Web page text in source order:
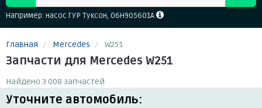
Например: насос ГУР Туксон, 06H905601A
Главная Mercedes W251
Запчасти для Mercedes W251
Найдено 3 008 запчастей
Уточните автомобиль: